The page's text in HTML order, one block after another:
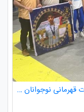
قهرمانی نوجوانان باشگاه طلایی در مسابقات قهرمانی نوجوانان تکواندو استان گیلان